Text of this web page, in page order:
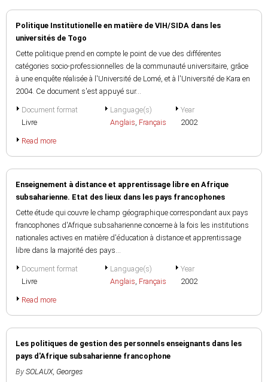
Politique Institutionelle en matière de VIH/SIDA dans les
universités de Togo
Cette politique prend en compte le point de vue des différentes
catégories socio-professionnelles de la communauté universitaire, grâce
à une enquête réalisée à l'Université de Lomé, et à l'Université de Kara en
2004. Ce document s'est appuyé sur...
Document format
Livre
Language(s)
Anglais, Français
Year
2002
Read more
Enseignement à distance et apprentissage libre en Afrique
subsaharienne. Etat des lieux dans les pays francophones
Cette étude qui couvre le champ géographique correspondant aux pays
francophones d'Afrique subsaharienne concerne à la fois les institutions
nationales actives en matière d'éducation à distance et apprentissage
libre dans la majorité des pays...
Document format
Livre
Language(s)
Anglais, Français
Year
2002
Read more
Les politiques de gestion des personnels enseignants dans les
pays d'Afrique subsaharienne francophone
By SOLAUX, Georges